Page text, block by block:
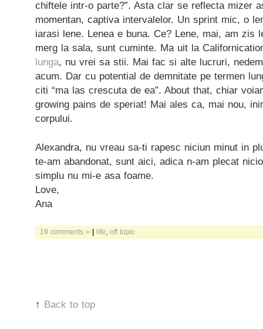
chiftele intr-o parte?”. Asta clar se reflecta mizer
momentan, captiva intervalelor. Un sprint mic, o
iarasi lene. Lenea e buna. Ce? Lene, mai, am zis
merg la sala, sunt cuminte. Ma uit la
lunga, nu vrei sa stii. Mai fac si alte lucruri,
acum. Dar cu potential de demnitate pe termen
citi “ma las crescuta de ea”. About that, chiar
growing pains de speriat! Mai ales ca, mai nou,
corpului.
Alexandra, nu vreau sa-ti rapesc niciun minut in
te-am abandonat, sunt aici, adica n-am plecat
simplu nu mi-e asa foame.
Love,
Ana
19 comments » | life off topic
↑ Back to top